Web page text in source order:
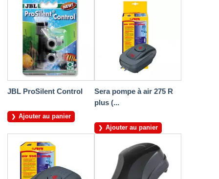
JBL ProSilent Control
Ajouter au panier
Sera pompe à air 275 R
plus (...
Ajouter au panier